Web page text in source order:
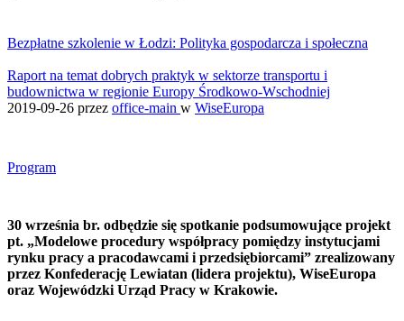
Bezpłatne szkolenie w Łodzi: Polityka gospodarcza i społeczna
Raport na temat dobrych praktyk w sektorze transportu i
budownictwa w regionie Europy Środkowo-Wschodniej
2019-09-26 przez office-main w WiseEuropa
Program
30 września br. odbędzie się spotkanie podsumowujące projekt
pt. „Modelowe procedury współpracy pomiędzy instytucjami
rynku pracy a pracodawcami i przedsiębiorcami” zrealizowany
przez Konfederację Lewiatan (lidera projektu), WiseEuropa
oraz Wojewódzki Urząd Pracy w Krakowie.